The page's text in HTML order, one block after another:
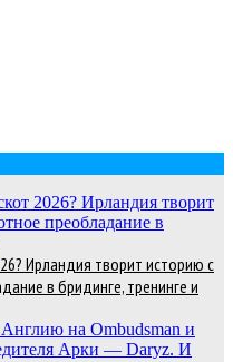
Ирландия творит историю с
в бридинге, тренинге и